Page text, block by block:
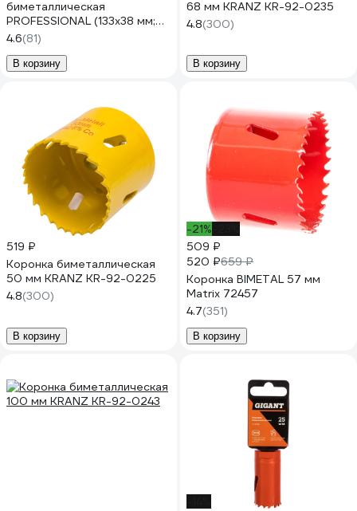
биметаллическая
PROFESSIONAL (133х38 мм;
5/8'') STAYER 29547-133
4.6(81)
В корзину
68 мм KRANZ KR-92-0235
4.8(300)
В корзину
519 ₽
Коронка биметаллическая
50 мм KRANZ KR-92-0225
4.8(300)
В корзину
-21%
509 ₽
520 ₽659 ₽
Коронка BIMETAL 57 мм
Matrix 72457
4.7(351)
В корзину